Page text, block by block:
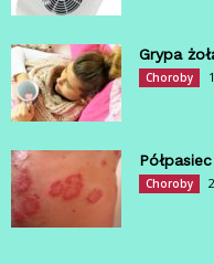
Grypa
Choroby
Półpasiec
Choroby